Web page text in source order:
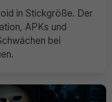
in Stickgröße. Der
APKs und
bei